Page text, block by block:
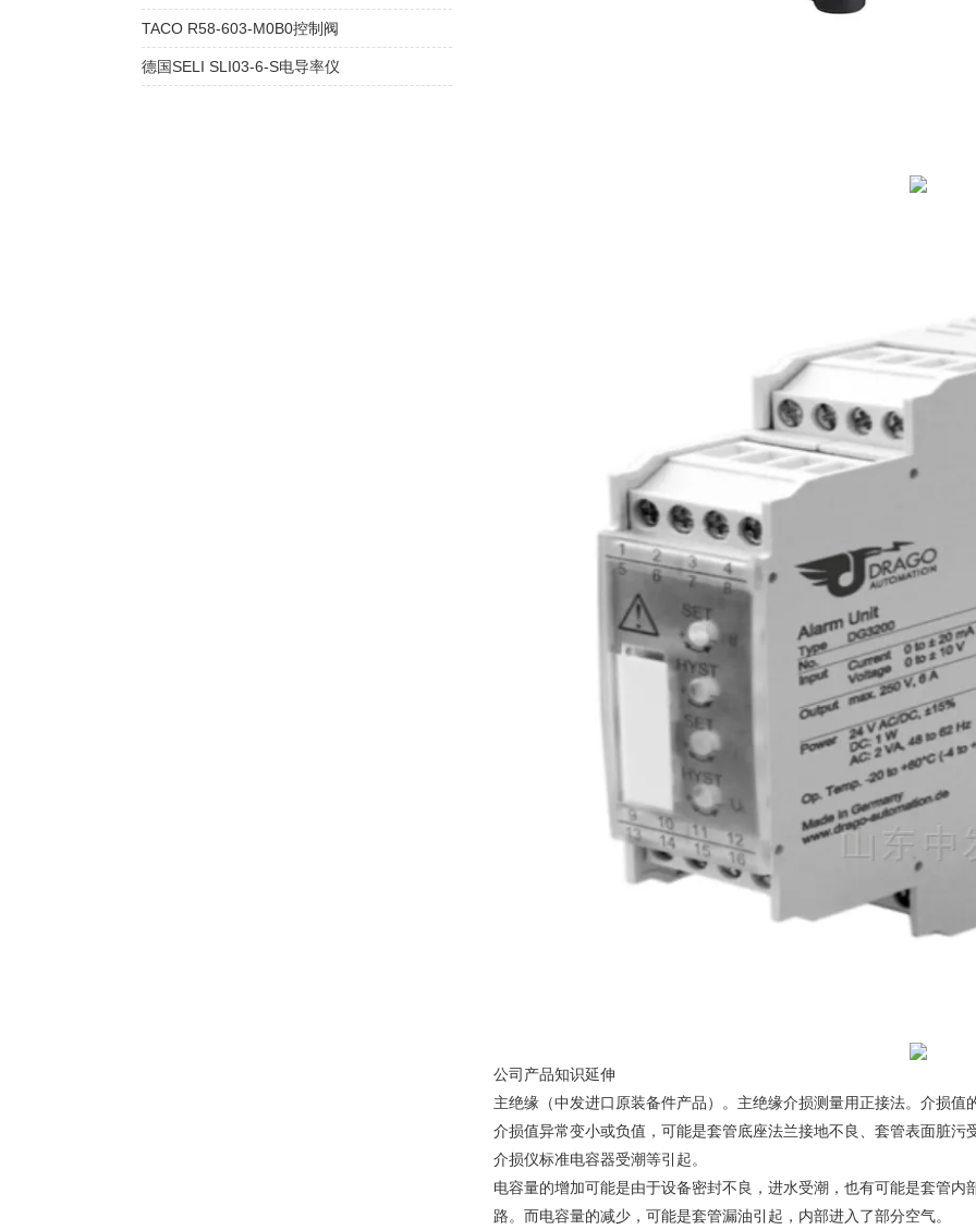
公司产品知识延伸
主绝缘（中发进口原装备件产品）。主绝缘介损测量用正接法。介损
介损值异常变小或负值，可能是套管底座法兰接地不良、套管表面脏
介损仪标准电容器受潮等引起。
电容量的增加可能是由于设备密封不良，进水受潮，也有可能是套管
路。而电容量的减少，可能是套管漏油引起，内部进入了部分空气。
TACO R58-603-M0B0控制阀
德国SELI SLI03-6-S电导率仪